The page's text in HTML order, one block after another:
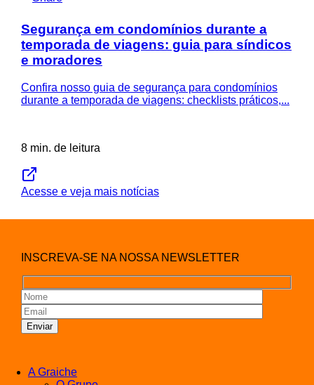
Segurança em condomínios durante a
temporada de viagens: guia para síndicos
e moradores
Confira nosso guia de segurança para condomínios
durante a temporada de viagens: checklists práticos,...
8 min. de leitura
Acesse e veja mais notícias
INSCREVA-SE NA NOSSA NEWSLETTER
A Graiche